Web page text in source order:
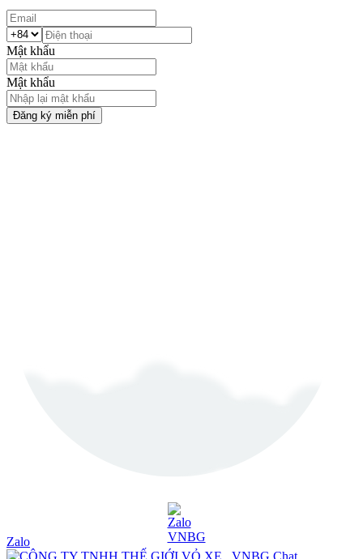
Mật khẩu
Mật khẩu
Đăng ký miễn phí
Zalo
Chat